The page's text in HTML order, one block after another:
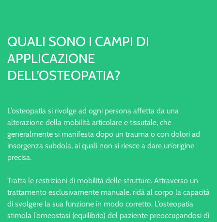
QUALI SONO I CAMPI DI
APPLICAZIONE
DELL’OSTEOPATIA?
L’osteopatia si rivolge ad ogni persona affetta da una
alterazione della mobilità articolare e tissutale, che
generalmente si manifesta dopo un trauma o con dolori ad
insorgenza subdola, ai quali non si riesce a dare un’origine
precisa.
Tratta le restrizioni di mobilità delle strutture. Attraverso un
trattamento esclusivamente manuale, ridà al corpo la capacità
di svolgere la sua funzione in modo corretto. L’osteopatia
stimola l’omeostasi (equilibrio) del paziente preoccupandosi di